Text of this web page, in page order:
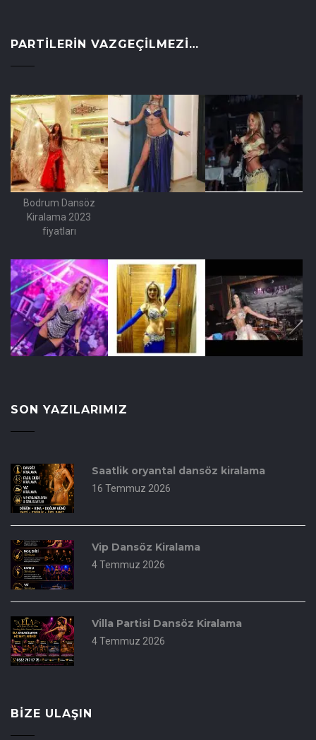
PARTILERIN VAZGEÇILMEZI…
Bodrum Dansöz
Kiralama 2023
fiyatları
SON YAZILARIMIZ
Saatlik oryantal dansöz kiralama
16 Temmuz 2026
Vip Dansöz Kiralama
4 Temmuz 2026
Villa Partisi Dansöz Kiralama
4 Temmuz 2026
BIZE ULAŞIN